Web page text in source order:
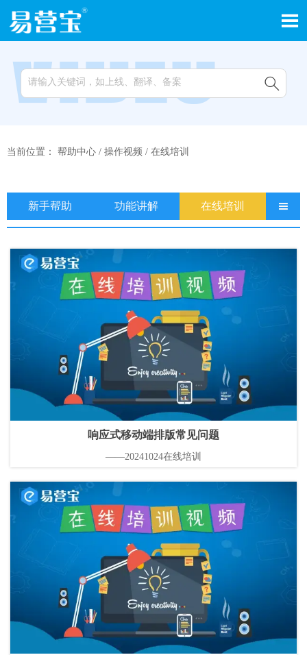


当前位置： 帮助中心 / 操作视频 / 在线培训
新手帮助 功能讲解 在线培训 
响应式移动端排版常见问题
——20241024在线培训